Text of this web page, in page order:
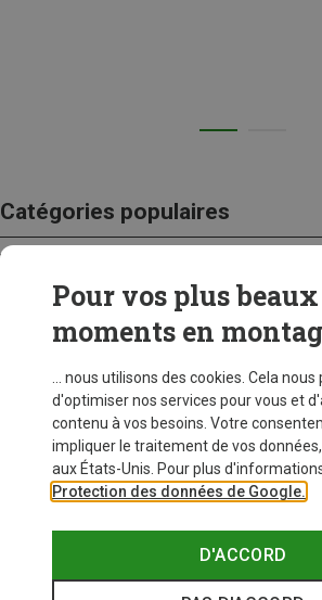
Catégories populaires
CRAMPONS
Pour vos plus beaux
moments en
... nous utilisons des cookies. Cela
d'optimiser nos services pour vous et
contenu à vos besoins. Votre
impliquer le traitement de vos
aux États-Unis. Pour plus
Protection des données de Google.
D'ACCORD